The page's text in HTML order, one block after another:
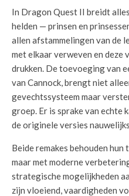
In Dragon Quest II breidt
helden — prinsen en
allen afstammelingen van de
met elkaar verweven en
drukken. De toevoeging van
van Cannock, brengt niet
gevechtssysteem maar
groep. Er is sprake van
de originele versies
Beide remakes behouden
maar met moderne
strategische mogelijkheden
zijn vloeiend, vaardigheden